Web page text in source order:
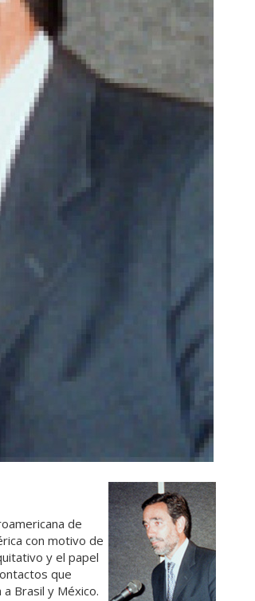
de
con motivo de
y el papel
que
Brasil y México.